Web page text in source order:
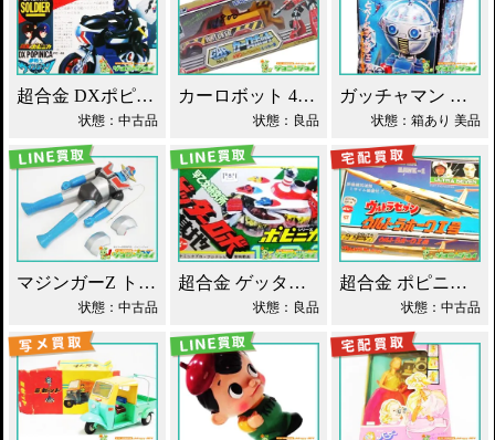
超合金 DXポピニカ ウィナア2世 夢戦士ウイングマン PC-46 買取！
状態：中古品
カーロボット 4WD・レッカー車 ダイアクロン買取！
状態：良品
ガッチャマン パイマー DXジャンボマシンダー買取！
状態：箱あり 美品
マジンガーZ トーキング ソフビ マスダヤ買取！
状態：中古品
超合金 ゲッターロボ基地 早乙女研究所 買取！
状態：良品
超合金 ポピニカ ウルトラセブン ウルトラホーク1号 買取！
状態：中古品